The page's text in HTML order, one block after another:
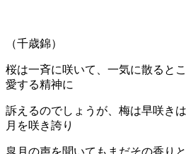
（千歳錦）
桜は一斉に咲いて、一気に散ると
愛する精神に
訴えるのでしょうが、梅は早咲き
月を咲き誇り
皐月の声を聞いてもまだその香り